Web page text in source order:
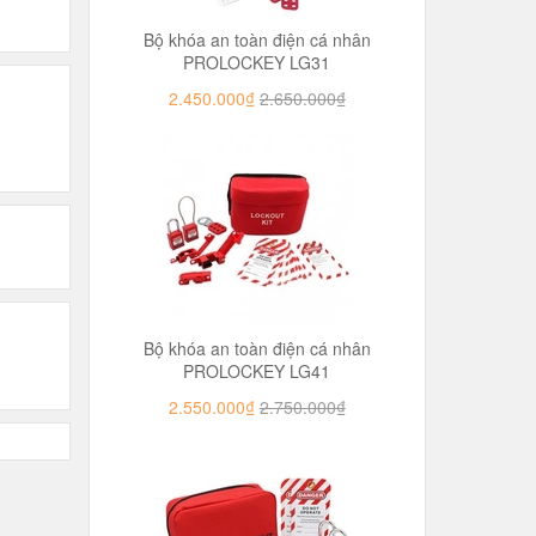
Bộ khóa an toàn điện cá nhân
PROLOCKEY LG31
2.450.000₫ 2.650.000₫
Bộ khóa an toàn điện cá nhân
PROLOCKEY LG41
2.550.000₫ 2.750.000₫